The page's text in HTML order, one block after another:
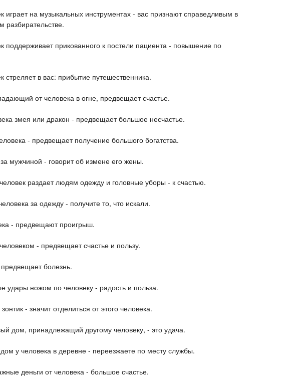
играет на музыкальных инструментах - вас признают справедливым в
разбирательстве.
поддерживает прикованного к постели пациента - повышение по
стреляет в вас: прибытие путешественника.
от человека в огне, предвещает счастье.
змея или дракон - предвещает большое несчастье.
- предвещает получение большого богатства.
мужчиной - говорит об измене его жены.
раздает людям одежду и головные уборы - к счастью.
за одежду - получите то, что искали.
- предвещают проигрыш.
- предвещает счастье и пользу.
болезнь.
удары ножом по человеку - радость и польза.
- значит отделиться от этого человека.
дом, принадлежащий другому человеку, - это удача.
у человека в деревне - переезжаете по месту службы.
деньги от человека - большое счастье.